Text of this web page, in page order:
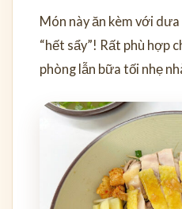
Món này ăn kèm với
“hết sẩy”! Rất phù hợp
phòng lẫn bữa tối nhẹ